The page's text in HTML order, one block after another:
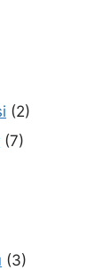
(2)
(7)
(3)